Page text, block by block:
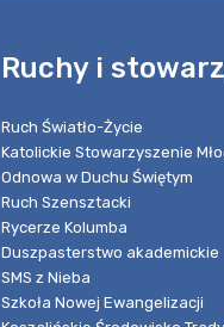
Ruchy i
Ruch Światło-Życie
Katolickie Stowarzyszenie
Odnowa w Duchu Świętym
Ruch Szensztacki
Rycerze Kolumba
Duszpasterstwo akademickie
SMS z Nieba
Szkoła Nowej Ewangelizacji